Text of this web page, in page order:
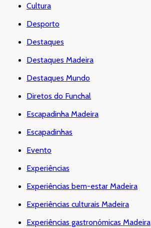
Cultura
Desporto
Destaques
Destaques Madeira
Destaques Mundo
Diretos do Funchal
Escapadinha Madeira
Escapadinhas
Evento
Experiências
Experiências bem-estar Madeira
Experiências culturais Madeira
Experiências gastronómicas Madeira